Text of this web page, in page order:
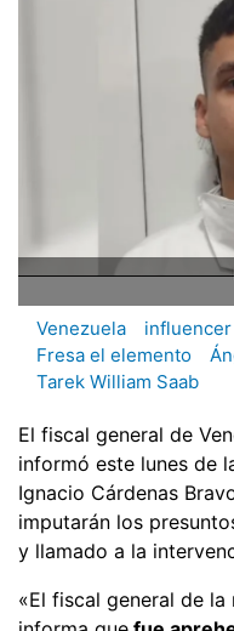
Venezuela influencer
Fresa el elemento
Tarek William Saab
El fiscal general de
informó este lunes de
Ignacio Cárdenas
imputarán los
y llamado a la
«El fiscal general de la